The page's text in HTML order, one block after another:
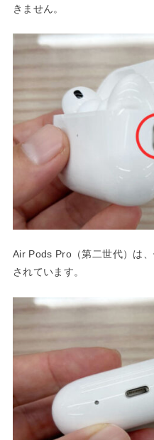
きません。
Air Pods Pro（第二世代）は
されています。